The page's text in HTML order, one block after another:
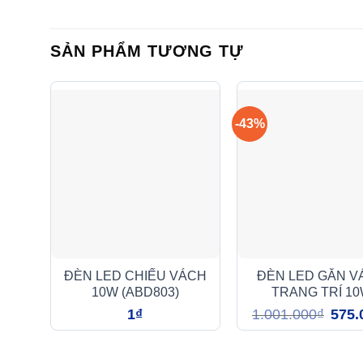
SẢN PHẨM TƯƠNG TỰ
ĐÈN LED CHIẾU VÁCH
10W (ABD803)
1₫
-43%
ĐÈN LED GẮN
TRANG TRÍ
(ABY015)
1.001.000₫ Giá
gốc
là: